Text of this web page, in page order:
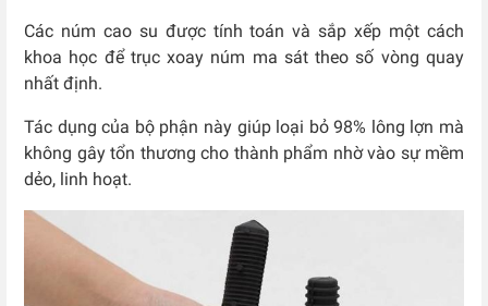
Các núm cao su được tính toán và sắp xếp một cách
khoa học để trục xoay núm ma sát theo số vòng quay
nhất định.
Tác dụng của bộ phận này giúp loại bỏ 98% lông lợn mà
không gây tổn thương cho thành phẩm nhờ vào sự mềm
dẻo, linh hoạt.